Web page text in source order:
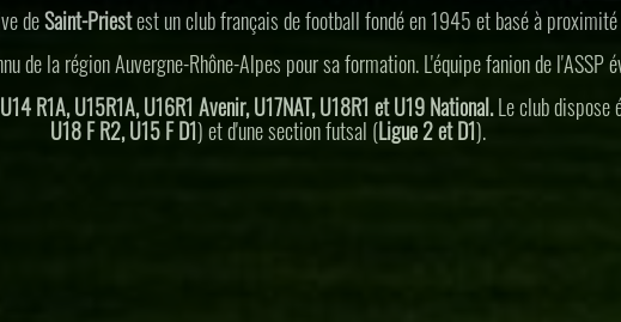
deSaint-Priestest un club français de football fondé en 1945 et basé à proximité
de la région Auvergne-Rhône-Alpes pour sa formation. L'équipe fanion de l'ASSP
U14 R1A, U15R1A, U16R1 Avenir, U17NAT, U18R1 et U19 National.Le club dispose
U18 F R2, U15 F D1) et d'une section futsal (Ligue 2 et D1).